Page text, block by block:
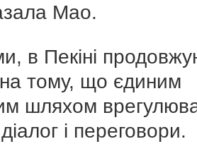
Мао.
в Пекіні
на тому, що єдиним
шляхом
і переговори.